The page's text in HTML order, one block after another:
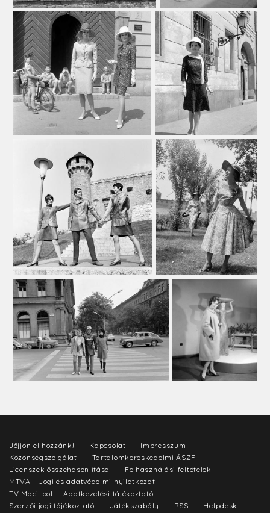
Jöjjön el hozzánk! Kapcsolat
Impresszum
Közönségszolgálat
Tartalomkereskedelmi ÁSZF
Licenszek összehasonlítása
Felhasználási feltételek
MTVA - Jogi és adatvédelmi nyilatkozat
TV Maci-bolt - Adatkezelési tájékoztató
Szerzői jogi tájékoztató
Játékszabály RSS
Helpdesk